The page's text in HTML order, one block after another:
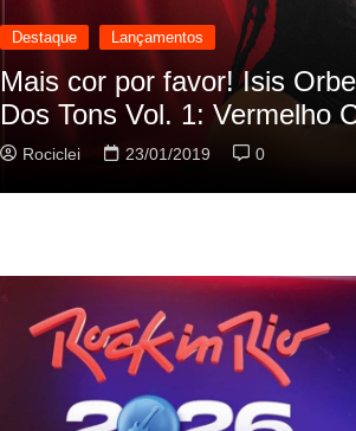
Destaque Lançamentos
Rashid vai buscar nos HQs
sua nova música
Rociclei 22/01/2019 0